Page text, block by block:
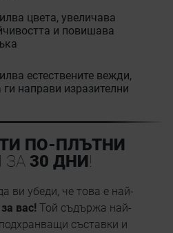
цвета, увеличава
и повишава
естествените вежди,
ги направи изразителни
ПО-ПЛЪТНИ
ЗА 30 ДНИ!
ви убеди, че това е най-
за вас! Той съдържа най-
съставки и